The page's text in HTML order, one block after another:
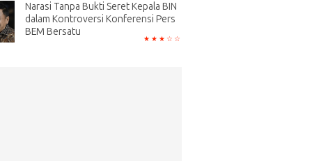
Narasi Tanpa Bukti Seret Kepala BIN
dalam Kontroversi Konferensi Pers
BEM Bersatu